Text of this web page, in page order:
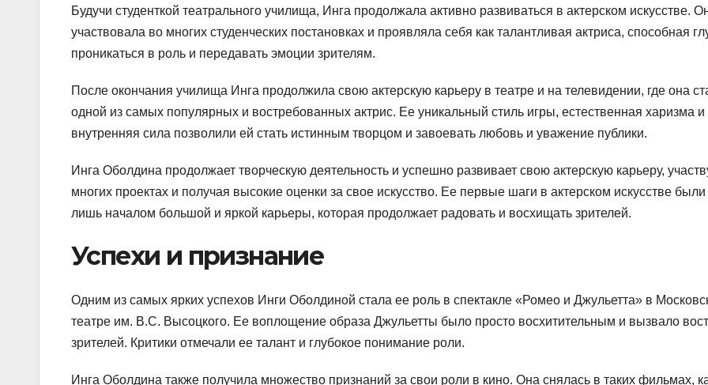
Будучи студенткой театрального училища, Инга продолжала активно развиваться в актерском искусстве.
участвовала во многих студенческих постановках и проявляла себя как талантливая актриса, способная
проникаться в роль и передавать эмоции зрителям.
После окончания училища Инга продолжила свою актерскую карьеру в театре и на телевидении, где она
одной из самых популярных и востребованных актрис. Ее уникальный стиль игры, естественная харизма и
внутренняя сила позволили ей стать истинным творцом и завоевать любовь и уважение публики.
Инга Оболдина продолжает творческую деятельность и успешно развивает свою актерскую карьеру,
многих проектах и получая высокие оценки за свое искусство. Ее первые шаги в актерском искусстве были
лишь началом большой и яркой карьеры, которая продолжает радовать и восхищать зрителей.
Успехи и признание
Одним из самых ярких успехов Инги Оболдиной стала ее роль в спектакле «Ромео и Джульетта» в
театре им. В.С. Высоцкого. Ее воплощение образа Джульетты было просто восхитительным и вызвало
зрителей. Критики отмечали ее талант и глубокое понимание роли.
Инга Оболдина также получила множество признаний за свои роли в кино. Она снялась в таких фильмах,